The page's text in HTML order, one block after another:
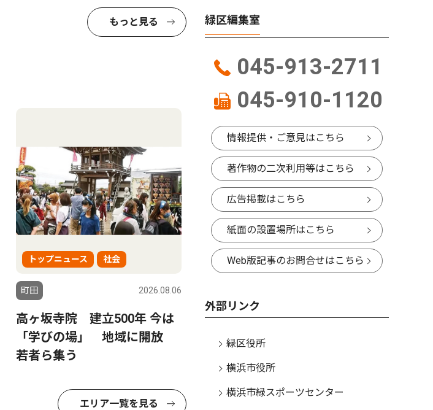
もっと見る
トップニュース 社会
町田 2026.08.06
高ヶ坂寺院 建立500年 今は
「学びの場」 地域に開放
若者ら集う
エリア一覧を見る
緑区編集室
045-913-2711
045-910-1120
情報提供・ご意見はこちら
著作物の二次利用等はこちら
広告掲載はこちら
紙面の設置場所はこちら
Web版記事のお問合せはこちら
外部リンク
緑区役所
横浜市役所
横浜市緑スポーツセンター